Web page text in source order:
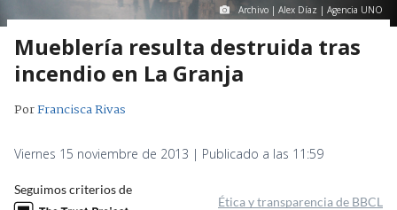
Archivo | Alex Díaz | Agencia UNO
Mueblería resulta destruida tras
incendio en La Granja
PorFrancisca Rivas
Viernes 15 noviembre de 2013 | Publicado a las 11:59
Seguimos criterios de
Ética y transparencia de BBCL